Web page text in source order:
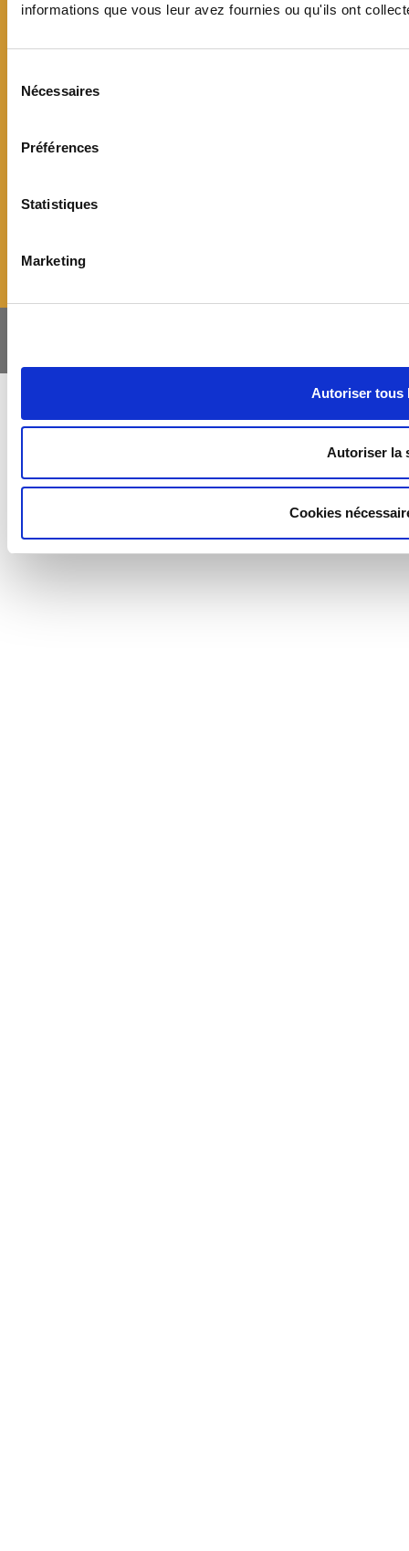
informations que vous leur avez fournies ou qu'ils ont
consentement
Nécessaires
Préférences
Statistiques
Marketing
Autoriser tous
Autoriser la
Cookies
Suivez-nous sur Facebook
Suivez-nous sur x